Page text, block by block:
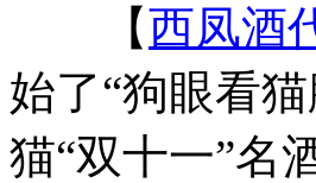
【西凤酒
始了“狗眼看
猫“双十一”名